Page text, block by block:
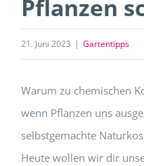
Pflanzen
21. Juni 2023 | Gartentipps
Warum zu chemischen
wenn Pflanzen uns
selbstgemachte
Heute wollen wir dir